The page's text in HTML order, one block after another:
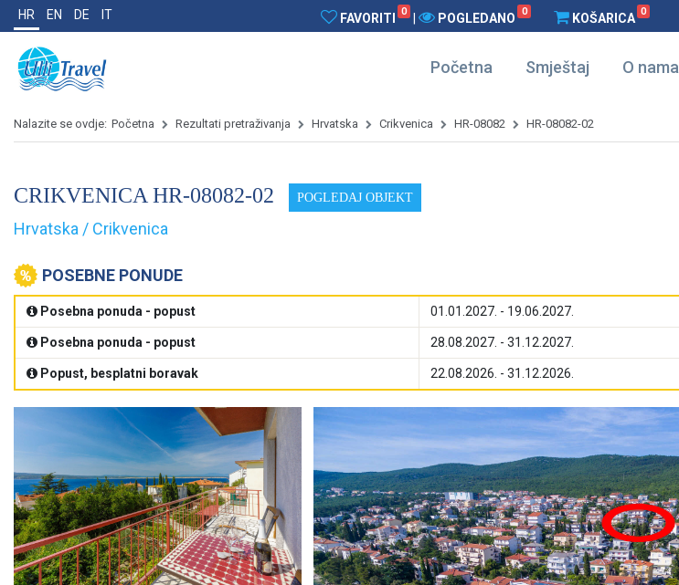
HR EN DE IT FAVORITI 0 POGLEDANO 0 KOŠARICA 0
Početna Smještaj O nama
Nalazite se ovdje: Početna Rezultati pretraživanja Hrvatska Crikvenica HR-08082 HR-08082-02
CRIKVENICA HR-08082-02 POGLEDAJ OBJEKT
Hrvatska / Crikvenica
POSEBNE PONUDE
Posebna ponuda - popust 01.01.2027. - 19.06.2027.
Posebna ponuda - popust 28.08.2027. - 31.12.2027.
Popust, besplatni boravak 22.08.2026. - 31.12.2026.